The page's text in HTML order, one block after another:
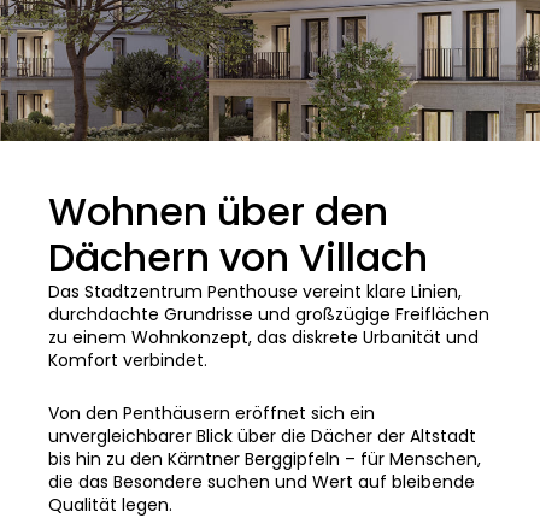
Wohnen über den
Dächern von Villach
Das Stadtzentrum Penthouse vereint klare Linien,
durchdachte Grundrisse und großzügige Freiflächen
zu einem Wohnkonzept, das diskrete Urbanität und
Komfort verbindet.
Von den Penthäusern eröffnet sich ein
unvergleichbarer Blick über die Dächer der Altstadt
bis hin zu den Kärntner Berggipfeln – für Menschen,
die das Besondere suchen und Wert auf bleibende
Qualität legen.